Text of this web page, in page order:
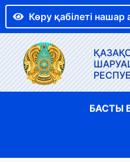
Көру қабілеті нашар
БАСТЫ